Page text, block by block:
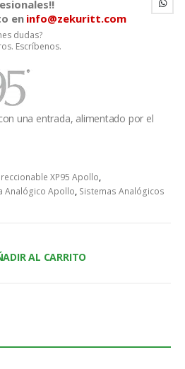
en info@zekuritt.com
dudas?
Escríbenos.
una entrada, alimentado por el
XP95 Apollo,
Analógico Apollo, Sistemas Analógicos
AL CARRITO